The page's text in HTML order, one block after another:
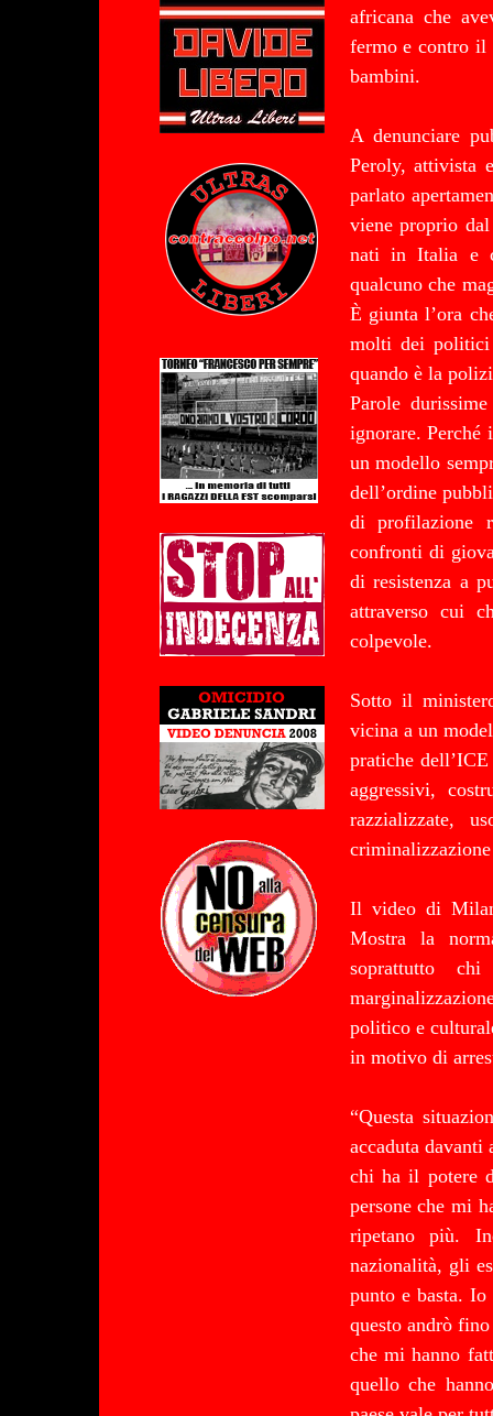
africana che
fermo e contro il
bambini.
A denunciare
Peroly, attivista
parlato
viene proprio
nati in Italia e
qualcuno che
È giunta l’ora
molti dei politici
quando è la
Parole
ignorare.
un modello
dell’ordine
di profilazione
confronti di
di resistenza a
attraverso cui
colpevole.
Sotto il
vicina a un
pratiche
aggressivi,
razzializzate,
Il video di
Mostra la
soprattutto
politico e
in motivo di
“Questa
accaduta
chi ha il potere
persone che mi
ripetano più.
nazionalità, gli
punto e basta.
questo andrò
che mi hanno
quello che